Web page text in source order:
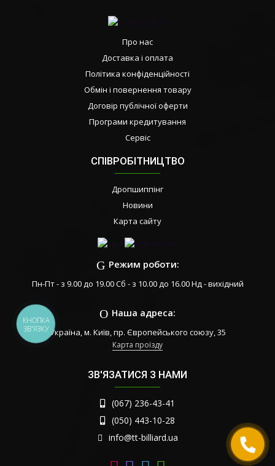
Про нас
Доставка і оплата
Політика конфіденційності
Обмін і повернення товару
Договір публічної оферти
Програми кредитування
Сервіс
СПІВРОБІТНИЦТВО
Дропшиппінг
Новини
Карта сайту
Режим роботи:
Пн-Пт - з 9.00 до 19.00 Сб - з 10.00 до 16.00 Нд - вихідний
Наша адреса:
Україна, м. Київ, пр. Європейського союзу, 35
Карта проїзду
ЗВ'ЯЗАТИСЯ З НАМИ
(067) 236-43-41
(050) 443-10-28
info@tt-billiard.ua
КНОПКА
ЗВ'ЯЗКУ